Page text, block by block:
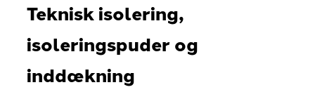
Teknisk isolering,
isoleringspuder og
inddækning